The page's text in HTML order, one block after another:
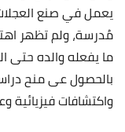
يعمل في صنع العجلات
مُدرسة، ولم تظهر
ما يفعله والده حتى
بالحصول عى منح
واكتشافات